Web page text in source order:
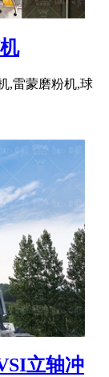
,雷蒙磨粉机,球
立轴冲